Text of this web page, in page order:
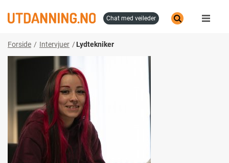
til
chat med veileder
Forside Intervjuer Lydtekniker